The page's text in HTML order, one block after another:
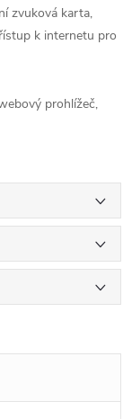
zvuková karta,
k internetu pro
prohlížeč,